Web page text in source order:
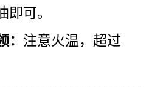
即可。
注意火温，超过